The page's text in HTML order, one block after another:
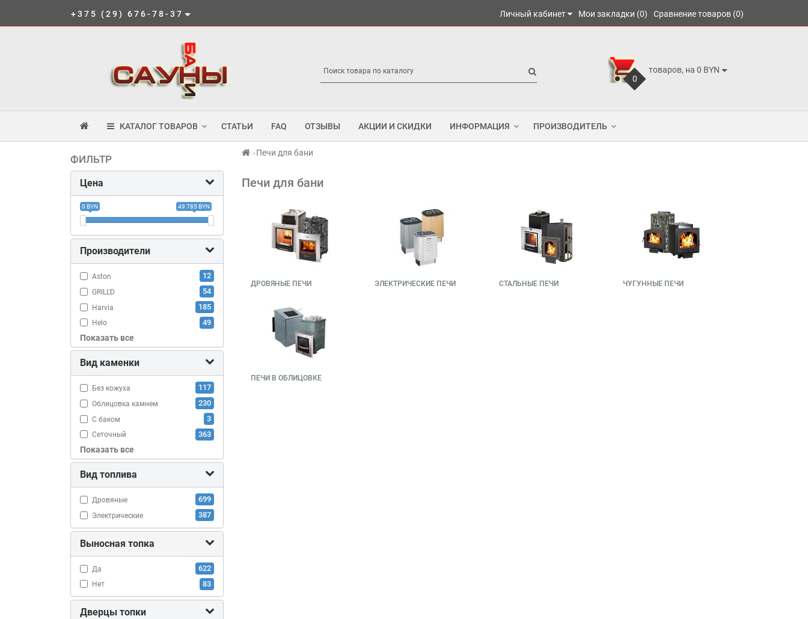
+375 (29) 676-78-37 Личный кабинет Мои закладки (0) Сравнение товаров (0)
0
товаров, на 0 BYN
КАТАЛОГ ТОВАРОВ СТАТЬИ FAQ ОТЗЫВЫ АКЦИИ И СКИДКИ ИНФОРМАЦИЯ ПРОИЗВОДИТЕЛЬ
ФИЛЬТР
Цена
0 BYN 49 785 BYN
Производители
Aston 12
GRILL'D 54
Harvia 185
Helo 49
Iki
17
ProMetall
Sawo 127
Tylo 25
Везувий 114
Ермак 23
ИзиСтим
Инжкомцентр 116
Метабел 6
6
26
16
ТехноЛит 336
Ферингер 66
Эверест 18
Электропечь (Тепломаркет) 116
Показать все
Вид каменки
Без кожуха 117
Облицовка камнем 230
С баком 3
Сеточный 363
Стальной кожух
Показать все
Вид топлива
Дровяные 699
Электрические 387
Выносная топка
Да 622
Нет 83
Дверцы топки
Печи для бани
Печи для бани
ДРОВЯНЫЕ ПЕЧИ ЭЛЕКТРИЧЕСКИЕ ПЕЧИ СТАЛЬНЫЕ ПЕЧИ ЧУГУННЫЕ ПЕЧИ
ПЕЧИ В ОБЛИЦОВКЕ